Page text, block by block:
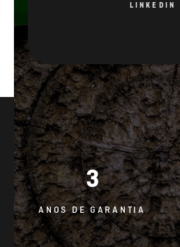
LINKEDIN
3
ANOS DE GARANTIA